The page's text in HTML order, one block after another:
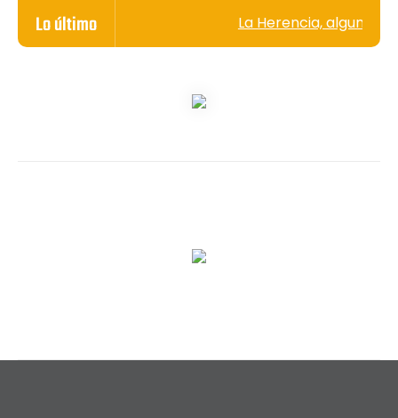
Lo último La Herencia, algunos